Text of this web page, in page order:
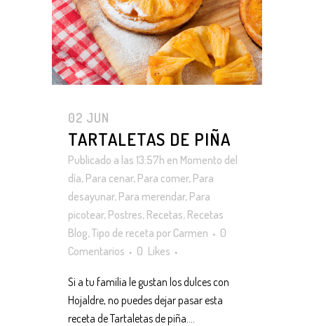
02 JUN
TARTALETAS DE PIÑA
Publicado a las 13:57h en Momento del
día, Para cenar, Para comer, Para
desayunar, Para merendar, Para
picotear, Postres, Recetas, Recetas
Blog,Tipo de receta por Carmen
0
Comentarios
0 Likes
Si a tu familia le gustan los dulces con
Hojaldre, no puedes dejar pasar esta
receta de Tartaletas de piña....